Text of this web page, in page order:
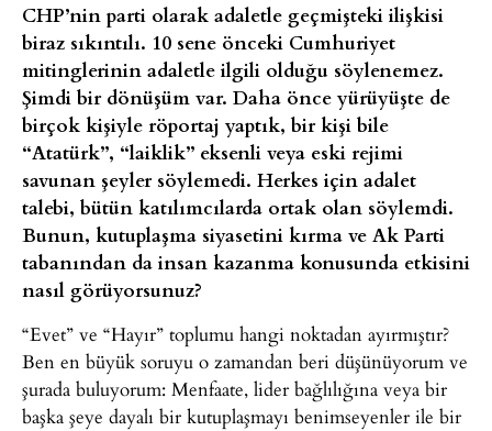
CHP’nin parti olarak adaletle geçmişteki ilişkisi
biraz sıkıntılı. 10 sene önceki Cumhuriyet
mitinglerinin adaletle ilgili olduğu söylenemez.
Şimdi bir dönüşüm var. Daha önce yürüyüşte de
birçok kişiyle röportaj yaptık, bir kişi bile
“Atatürk”, “laiklik” eksenli veya eski rejimi
savunan şeyler söylemedi. Herkes için adalet
talebi, bütün katılımcılarda ortak olan söylemdi.
Bunun, kutuplaşma siyasetini kırma ve Ak Parti
tabanından da insan kazanma konusunda etkisini
nasıl görüyorsunuz?
“Evet” ve “Hayır” toplumu hangi noktadan ayırmıştır?
Ben en büyük soruyu o zamandan beri düşünüyorum ve
şurada buluyorum: Menfaate, lider bağlılığına veya bir
başka şeye dayalı bir kutuplaşmayı benimseyenler ile bir